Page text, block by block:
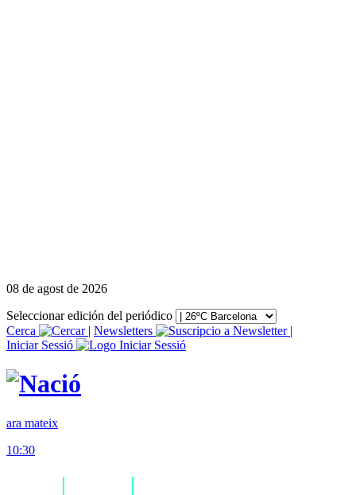
08 de agost de 2026
Seleccionar edición del periódico
Cerca
| Newsletters
|
Iniciar Sessió
ara mateix
10:30